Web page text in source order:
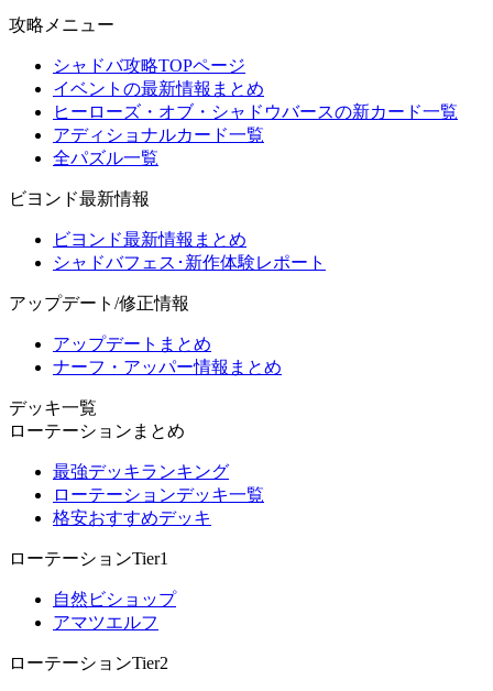
攻略メニュー
シャドバ攻略TOPページ
イベントの最新情報まとめ
ヒーローズ・オブ・シャドウバースの新カード一覧
アディショナルカード一覧
全パズル一覧
ビヨンド最新情報
ビヨンド最新情報まとめ
シャドバフェス･新作体験レポート
アップデート/修正情報
アップデートまとめ
ナーフ・アッパー情報まとめ
デッキ一覧
ローテーションまとめ
最強デッキランキング
ローテーションデッキ一覧
格安おすすめデッキ
ローテーションTier1
自然ビショップ
アマツエルフ
ローテーションTier2